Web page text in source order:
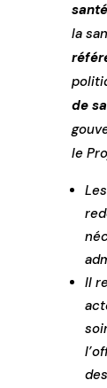
la
de
le
Il